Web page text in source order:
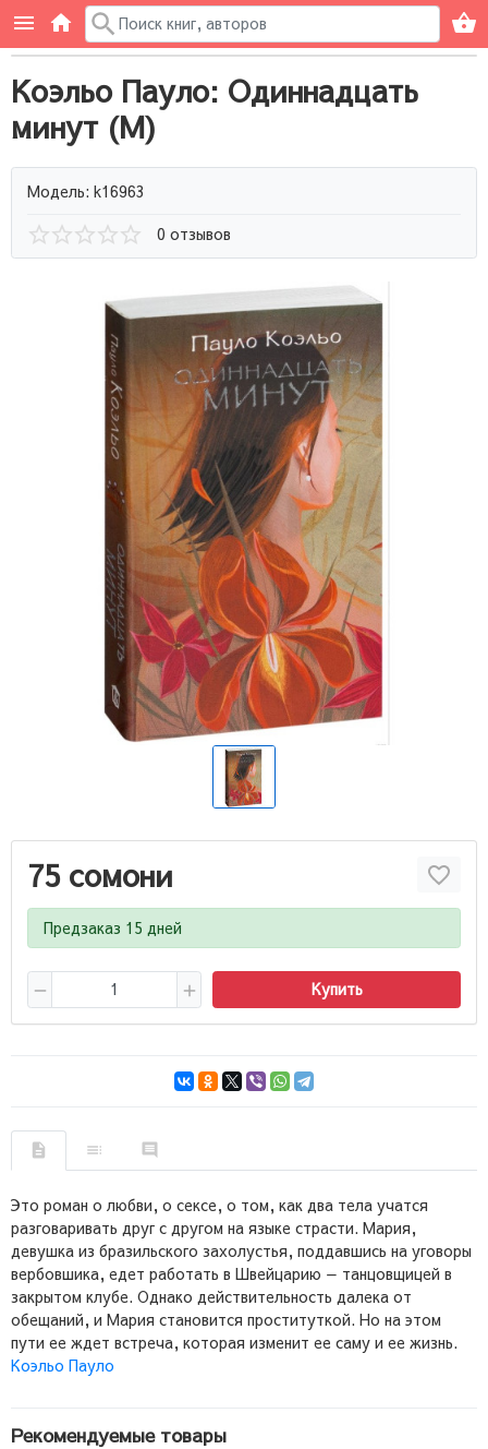
Коэльо Пауло: Одиннадцать
минут (М)
Модель: k16963
0 отзывов
75 сомони
Предзаказ 15 дней
Купить
Это роман о любви, о сексе, о том, как два тела учатся
разговаривать друг с другом на языке страсти. Мария,
девушка из бразильского захолустья, поддавшись на уговоры
вербовшика, едет работать в Швейцарию — танцовщицей в
закрытом клубе. Однако действительность далека от
обещаний, и Мария становится про­ституткой. Но на этом
пути ее ждет встреча, которая изменит ее саму и ее жизнь.
Коэльо Пауло
Рекомендуемые товары